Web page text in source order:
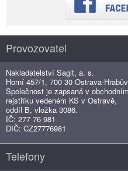
Provozovatel
Nakladatelství Sagit, a. s.
Horní 457/1, 700 30 Ostrava-
Společnost je zapsaná v obchodním
rejstříku vedeném KS v Ostravě,
oddíl B, vložka 3086.
IČ: 277 76 981
DIČ: CZ27776981
Telefony